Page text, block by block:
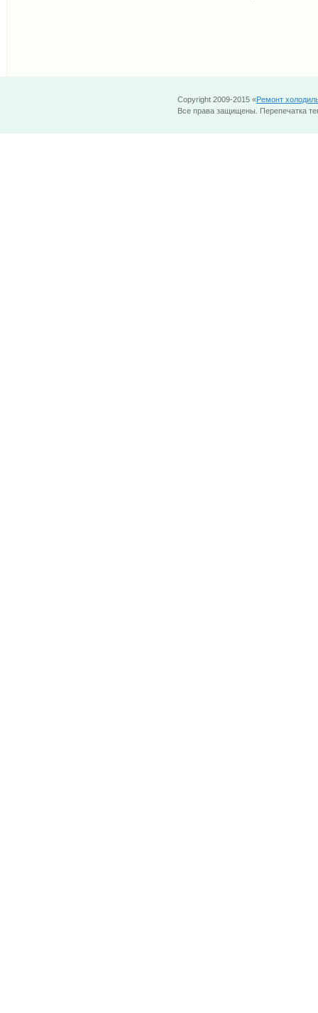
Copyright 2009-2015 «Ремонт
Все права защищены. Перепечатка